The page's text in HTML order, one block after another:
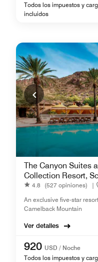
Todos los impuestos y
incluidos
The Canyon Suites
Collection Resort,
4.8 (527 opiniones) |
An exclusive five-star
Camelback Mountain
Ver detalles
920 USD / Noche
Todos los impuestos y